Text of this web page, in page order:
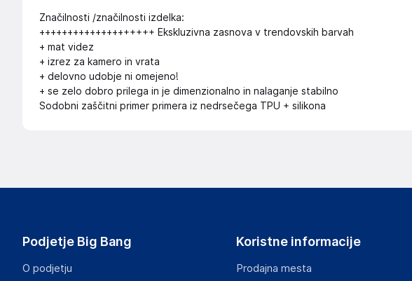
Značilnosti /značilnosti izdelka:
++++++++++++++++++++ Ekskluzivna zasnova v trendovskih barvah
+ mat videz
+ izrez za kamero in vrata
+ delovno udobje ni omejeno!
+ se zelo dobro prilega in je dimenzionalno in nalaganje stabilno
Sodobni zaščitni primer primera iz nedrsečega TPU + silikona
Podjetje Big Bang
O podjetju
Koristne informacije
Prodajna mesta